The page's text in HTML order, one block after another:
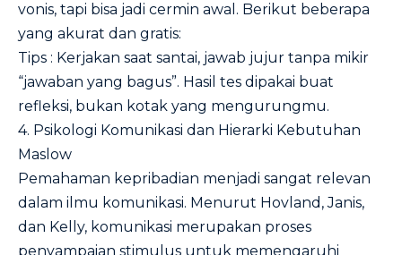
vonis, tapi bisa jadi cermin awal. Berikut beberapa
yang akurat dan gratis:
Tips : Kerjakan saat santai, jawab jujur tanpa mikir
“jawaban yang bagus”. Hasil tes dipakai buat
refleksi, bukan kotak yang mengurungmu.
4. Psikologi Komunikasi dan Hierarki Kebutuhan
Maslow
Pemahaman kepribadian menjadi sangat relevan
dalam ilmu komunikasi. Menurut Hovland, Janis,
dan Kelly, komunikasi merupakan proses
penyampaian stimulus untuk memengaruhi